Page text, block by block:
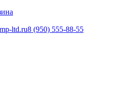
ltd.ru8 (950) 555-88-55